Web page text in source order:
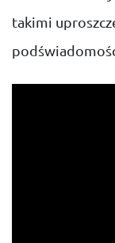
takimi